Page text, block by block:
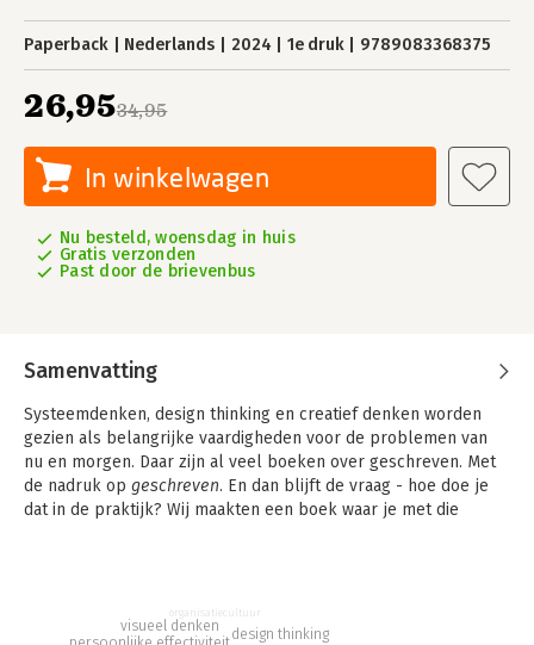
Paperback Nederlands 2024 1e druk 9789083368375
34,95
26,95
In winkelwagen
Nu besteld, woensdag in huis
Gratis verzonden
Past door de brievenbus
Samenvatting
Systeemdenken, design thinking en creatief denken worden
gezien als belangrijke vaardigheden voor de problemen van
nu en morgen. Daar zijn al veel boeken over geschreven. Met
de nadruk op geschreven. En dan blijft de vraag - hoe doe je
dat in de praktijk? Wij maakten een boek waar je met die
We maakten daarvoor 31 canvassen die je uitnodigen meteen
visueel denken
design thinking
organisatiecultuur